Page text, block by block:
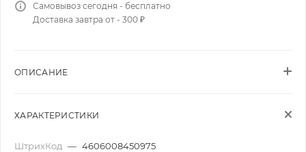
Самовывоз сегодня - бесплатно
Доставка завтра от - 300 ₽
ОПИСАНИЕ
ХАРАКТЕРИСТИКИ
ШтрихКод — 4606008450975